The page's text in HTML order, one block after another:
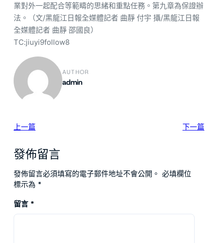
業對外一起配合等範疇的思緒和重點任務。第九章為保證辦
法。（文/黑龍江日報全媒體記者 曲靜 付宇 攝/黑龍江日報
全媒體記者 曲靜 邵國良）
TC:jiuyi9follow8
AUTHOR
admin
上一篇 下一篇
發佈留言
發佈留言必須填寫的電子郵件地址不會公開。 必填欄位
標示為 *
留言 *